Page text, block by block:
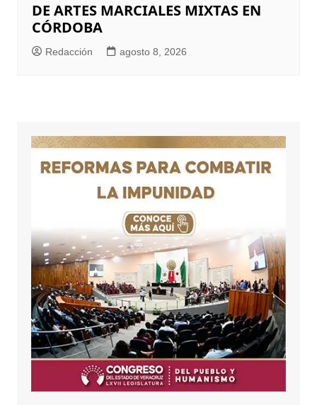
DE ARTES MARCIALES MIXTAS EN
CÓRDOBA
Redacción agosto 8, 2026